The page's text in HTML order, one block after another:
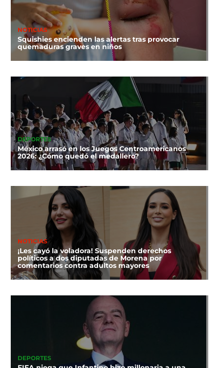
NOTICIAS
Squishies encienden las alertas tras provocar
quemaduras graves en niños
DEPORTES
México arrasó en los Juegos Centroamericanos
2026: ¿Cómo quedó el medallero?
NOTICIAS
¡Les cayó la voladora! Suspenden derechos
políticos a dos diputadas de Morena por
comentarios contra adultos mayores
DEPORTES